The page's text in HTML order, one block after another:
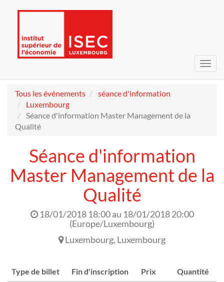
Tous les événements
séance d'information
Luxembourg
Séance d'information Master Management de la
Qualité
Séance d'information
Master Management de la
Qualité
18/01/2018 18:00au 18/01/2018 20:00
(Europe/Luxembourg)
Luxembourg, Luxembourg
Type de billet Fin d'inscription Prix Quantité